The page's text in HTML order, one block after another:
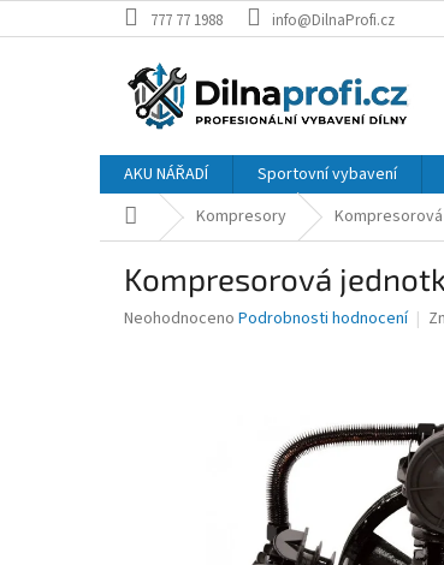
na
777 77 1988 info@DilnaProfi.cz
AKU NÁŘADÍ Sportovní vybavení
Domů Kompresory
Kompresorová
Průměrné
Neohodnoceno Podrobnosti hodnocení